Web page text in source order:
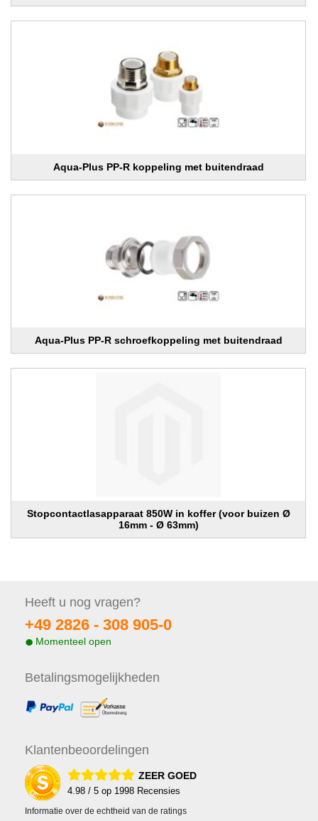
Aqua-Plus PP-R koppeling met buitendraad
Aqua-Plus PP-R schroefkoppeling met buitendraad
Stopcontactlasapparaat 850W in koffer (voor buizen Ø
16mm - Ø 63mm)
Heeft u nog vragen?
+49 2826 - 308 905-0
Momenteel open
Betalingsmogelijkheden
Klantenbeoordelingen
ZEER GOED
4.98 / 5 op 1998 Recensies
Informatie over de echtheid van de ratings